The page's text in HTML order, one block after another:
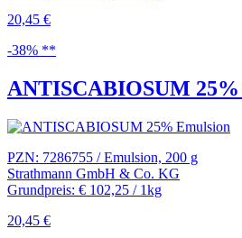
20,45 €
-38% **
ANTISCABIOSUM
PZN: 7286755 / Emulsion, 200 g
Strathmann GmbH & Co. KG
Grundpreis: € 102,25 / 1kg
20,45 €